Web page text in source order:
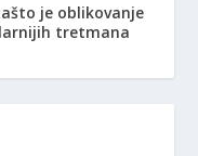
je oblikovanje
tretmana